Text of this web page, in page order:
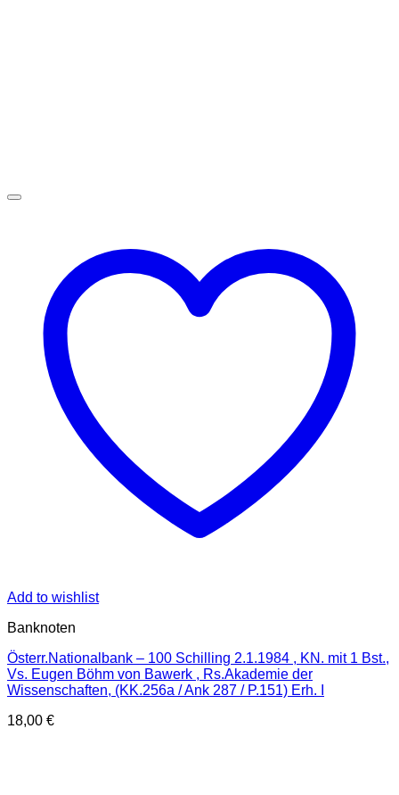
Add to wishlist
Banknoten
Österr.Nationalbank – 100 Schilling 2.1.1984 , KN. mit 1 Bst.,
Vs. Eugen Böhm von Bawerk , Rs.Akademie der
Wissenschaften, (KK.256a / Ank 287 / P.151) Erh. I
18,00 €